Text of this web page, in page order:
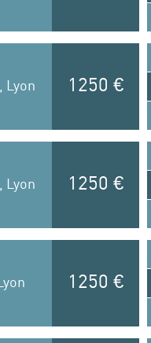
Lyon 1250 €
Lyon 1250 €
1250 €